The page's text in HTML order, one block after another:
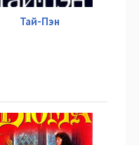
Тай-Пэн